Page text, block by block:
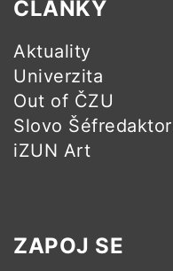
ČLÁNKY
Aktuality
Univerzita
Out of ČZU
Slovo
iZUN Art
ZAPOJ SE